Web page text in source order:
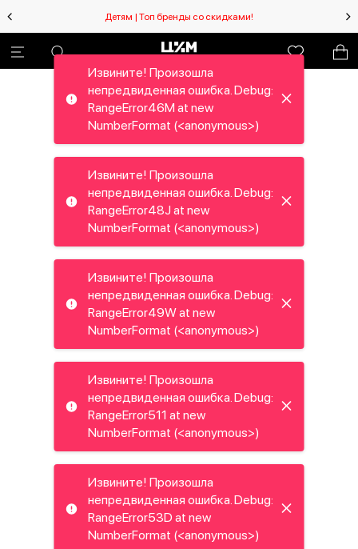
Детям | Топ бренды со скидками!
Извините! Произошла
непредвиденная ошибка. Debug:
RangeError46M at new
NumberFormat (<anonymous>)
Извините! Произошла
непредвиденная ошибка. Debug:
RangeError48J at new
NumberFormat (<anonymous>)
Извините! Произошла
непредвиденная ошибка. Debug:
RangeError49W at new
NumberFormat (<anonymous>)
Извините! Произошла
непредвиденная ошибка. Debug:
RangeError511 at new
NumberFormat (<anonymous>)
Извините! Произошла
непредвиденная ошибка. Debug:
RangeError53D at new
NumberFormat (<anonymous>)